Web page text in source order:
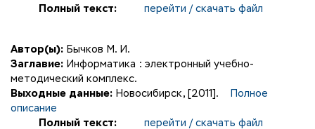
Полный текст:
перейти / скачать файл
Автор(ы): Бычков М. И.
Заглавие: Информатика : электронный учебно-
методический комплекс.
Выходные данные: Новосибирск, [2011].
Полное
описание
Полный текст:
перейти / скачать файл